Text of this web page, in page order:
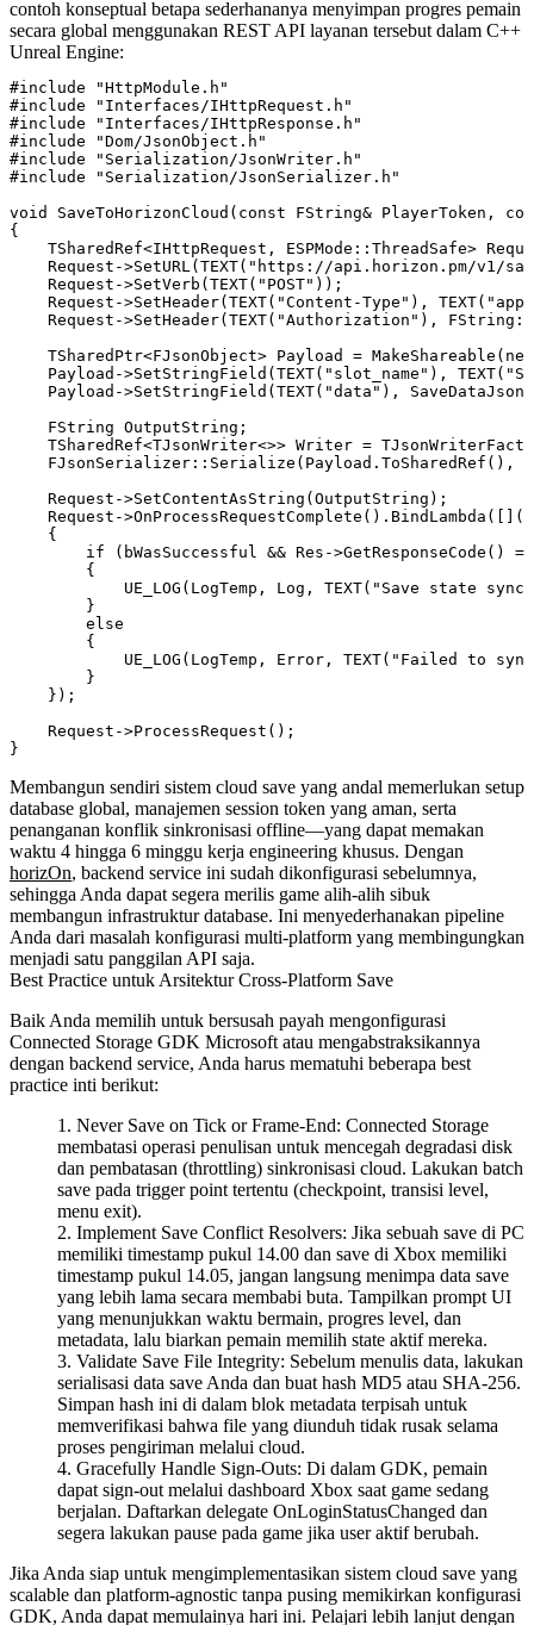
contoh konseptual betapa sederhananya menyimpan progres pemain
secara global menggunakan REST API layanan tersebut dalam C++
Unreal Engine:
#include "HttpModule.h"
#include "Interfaces/IHttpRequest.h"
#include "Interfaces/IHttpResponse.h"
#include "Dom/JsonObject.h"
#include "Serialization/JsonWriter.h"
#include "Serialization/JsonSerializer.h"
void SaveToHorizonCloud(const FString& PlayerToken,
{
TSharedRef<IHttpRequest, ESPMode::ThreadSafe>
Request->SetURL(TEXT("https://api.horizon.pm/v1/
    Request->SetVerb(TEXT("POST"));
Request->SetHeader(TEXT("Content-Type"),
Request->SetHeader(TEXT("Authorization"),
TSharedPtr<FJsonObject> Payload =
Payload->SetStringField(TEXT("slot_name"),
Payload->SetStringField(TEXT("data"),
    FString OutputString;
TSharedRef<TJsonWriter<>> Writer =
FJsonSerializer::Serialize(Payload.ToSharedRef(),
    Request->SetContentAsString(OutputString);
Request-
    {
if (bWasSuccessful && Res->GetResponseCode()
        {
UE_LOG(LogTemp, Log, TEXT("Save state
        }
        else
        {
UE_LOG(LogTemp, Error, TEXT("Failed to
        }
    });
    Request->ProcessRequest();
Membangun sendiri sistem cloud save yang andal memerlukan setup
database global, manajemen session token yang aman, serta
penanganan konflik sinkronisasi offline—yang dapat memakan
waktu 4 hingga 6 minggu kerja engineering khusus. Dengan
horizOn, backend service ini sudah dikonfigurasi sebelumnya,
sehingga Anda dapat segera merilis game alih-alih sibuk
membangun infrastruktur database. Ini menyederhanakan pipeline
Anda dari masalah konfigurasi multi-platform yang membingungkan
menjadi satu panggilan API saja.
Best Practice untuk Arsitektur Cross-Platform Save
Baik Anda memilih untuk bersusah payah mengonfigurasi
Connected Storage GDK Microsoft atau mengabstraksikannya
dengan backend service, Anda harus mematuhi beberapa best
practice inti berikut:
Never Save on Tick or Frame-End: Connected Storage
membatasi operasi penulisan untuk mencegah degradasi disk
dan pembatasan (throttling) sinkronisasi cloud. Lakukan batch
save pada trigger point tertentu (checkpoint, transisi level,
menu exit).
Implement Save Conflict Resolvers: Jika sebuah save di PC
memiliki timestamp pukul 14.00 dan save di Xbox memiliki
timestamp pukul 14.05, jangan langsung menimpa data save
yang lebih lama secara membabi buta. Tampilkan prompt UI
yang menunjukkan waktu bermain, progres level, dan
metadata, lalu biarkan pemain memilih state aktif mereka.
Validate Save File Integrity: Sebelum menulis data, lakukan
serialisasi data save Anda dan buat hash MD5 atau SHA-256.
Simpan hash ini di dalam blok metadata terpisah untuk
memverifikasi bahwa file yang diunduh tidak rusak selama
proses pengiriman melalui cloud.
Gracefully Handle Sign-Outs: Di dalam GDK, pemain
dapat sign-out melalui dashboard Xbox saat game sedang
berjalan. Daftarkan delegate OnLoginStatusChanged dan
segera lakukan pause pada game jika user aktif berubah.
Jika Anda siap untuk mengimplementasikan sistem cloud save yang
scalable dan platform-agnostic tanpa pusing memikirkan konfigurasi
GDK, Anda dapat memulainya hari ini. Pelajari lebih lanjut dengan